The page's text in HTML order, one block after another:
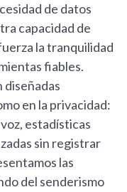
de datos
capacidad de
la tranquilidad
fiables.
diseñadas
en la privacidad:
estadísticas
sin registrar
las
del senderismo